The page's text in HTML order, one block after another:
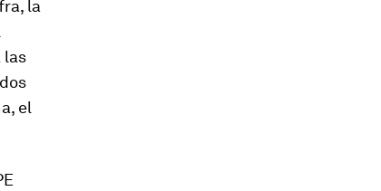
la
las
el